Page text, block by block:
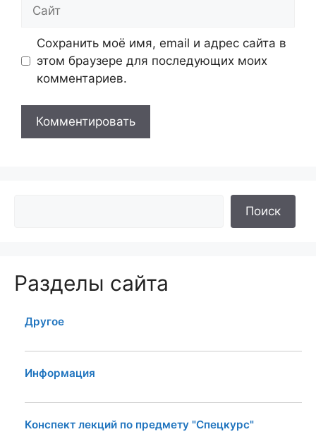
Сохранить моё имя, email и адрес сайта в
этом браузере для последующих моих
комментариев.
Поиск
Разделы сайта
Другое
Информация
Конспект лекций по предмету "Спецкурс"